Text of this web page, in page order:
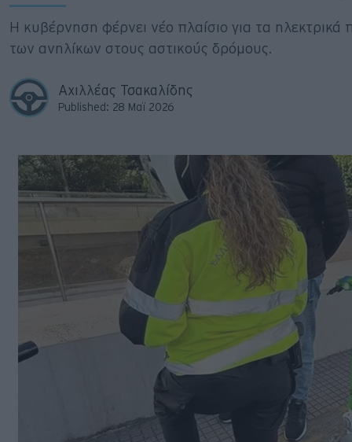
Η κυβέρνηση φέρνει νέο πλαίσιο για τα
των ανηλίκων στους αστικούς δρόμους.
Αχιλλέας Τσακαλίδης
Published: 28 Μαϊ 2026
Viral
Big Reads
Retro
Gaming
Συνεντεύξεις